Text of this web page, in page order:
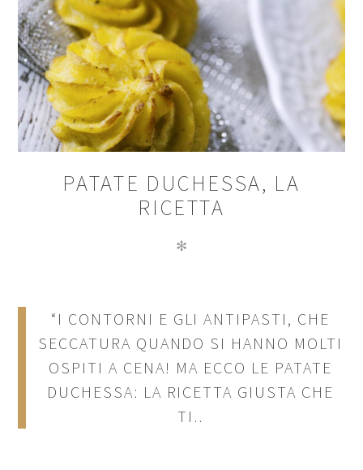
PATATE DUCHESSA, LA
RICETTA
✻
“I CONTORNI E GLI ANTIPASTI, CHE
SECCATURA QUANDO SI HANNO MOLTI
OSPITI A CENA! MA ECCO LE PATATE
DUCHESSA: LA RICETTA GIUSTA CHE
TI..